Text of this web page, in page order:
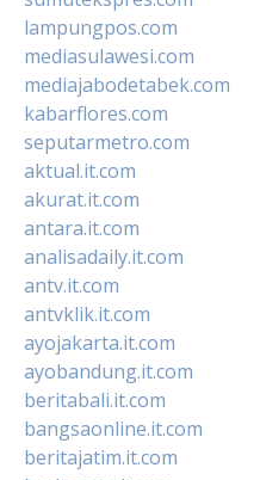
lampungpos.com
mediasulawesi.com
mediajabodetabek.com
kabarflores.com
seputarmetro.com
aktual.it.com
akurat.it.com
antara.it.com
analisadaily.it.com
antv.it.com
antvklik.it.com
ayojakarta.it.com
ayobandung.it.com
beritabali.it.com
bangsaonline.it.com
beritajatim.it.com